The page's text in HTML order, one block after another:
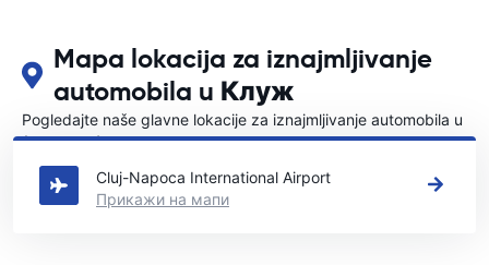
Mapa lokacija za iznajmljivanje
automobila u Клуж
Pogledajte naše glavne lokacije za iznajmljivanje automobila u
{COUNTRI}
Cluj-Napoca International Airport
Прикажи на мапи